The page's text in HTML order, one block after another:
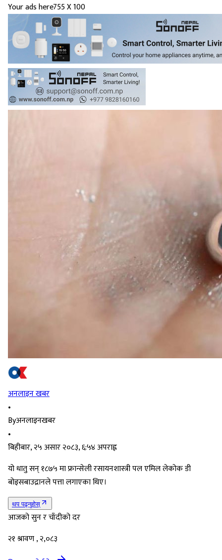
Your ads here755 X 100
अनलाइन खबर
•
Byअनलाइनखबर
•
बिहीबार, २५ असार २०८३, ६:५४ अपराह्न
यो धातु सन् १८७५ मा फ्रान्सेली रसायनशास्त्री पल एमिल लेकोक डी
बोइसबाउद्रानले पत्ता लगाएका थिए।
थप पढ्नुहोस्
आजको सुन र चाँदीको दर
२१ श्रावण , २,०८३